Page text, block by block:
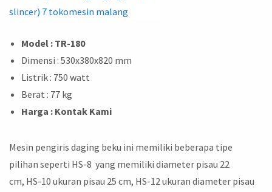
Model : TR-180
Dimensi : 530x380x820 mm
Listrik : 750 watt
Berat : 77 kg
Harga : Kontak Kami
Mesin pengiris daging beku ini memiliki beberapa tipe
pilihan seperti HS-8 yang memiliki diameter pisau 22
cm, HS-10 ukuran pisau 25 cm, HS-12 ukuran diameter pisau